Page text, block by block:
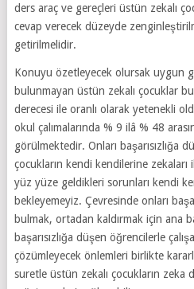
ders araç ve gereçleri üstün zekalı
cevap verecek düzeyde
getirilmelidir.
Konuyu özetleyecek olursak uygun
bulunmayan üstün zekalı çocuklar
derecesi ile oranlı olarak yetenekli
okul çalımalarında % 9 ilâ % 48
görülmektedir. Onları başarısızlığa
çocukların kendi kendilerine
yüz yüze geldikleri sorunları kendi
bekleyemeyiz. Çevresinde onları
bulmak, ortadan kaldırmak için ana
başarısızlığa düşen öğrencilerle
çözümleyecek önlemleri birlikte
suretle üstün zekalı çocukların zeka